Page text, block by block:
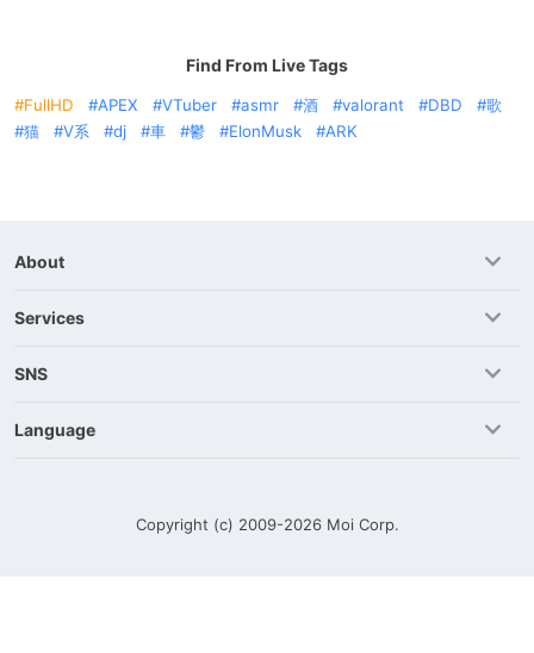
Find From Live Tags
FullHD APEX VTuber asmr 酒 valorant DBD
歌
猫
V系 dj 車 鬱 ElonMusk ARK
About
Services
SNS
Language
Copyright (c) 2009-2026 Moi Corp.